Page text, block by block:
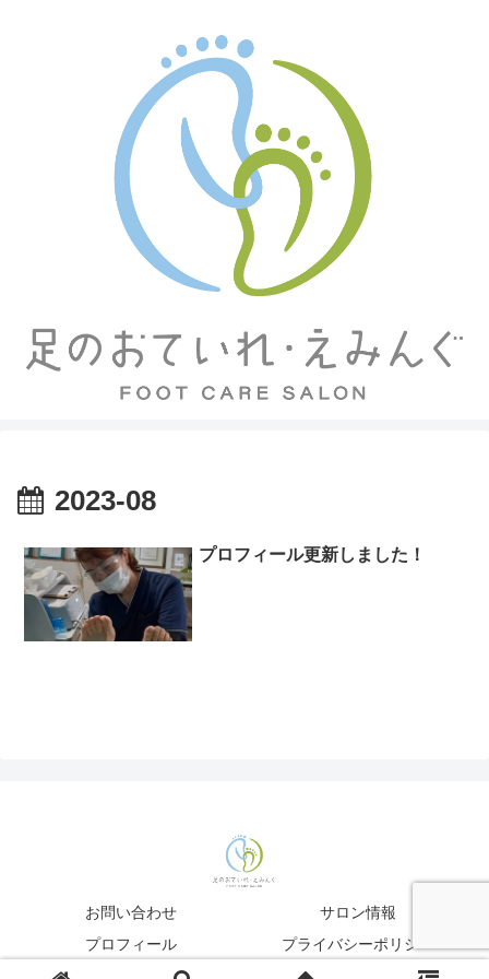
2023-08
プロフィール更新しました！
お問い合わせ
サロン情報
プロフィール
プライバシーポリシー